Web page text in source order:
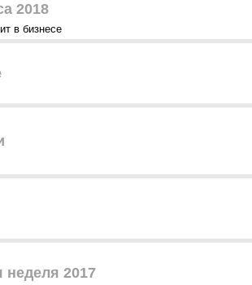
2018
ит в бизнесе
неделя 2017